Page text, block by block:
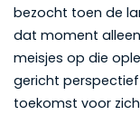
bezocht toen de
dat moment
meisjes op die
gericht
toekomst voor